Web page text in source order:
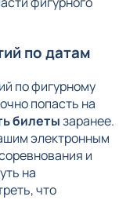
по датам
по фигурному
попасть на
билетызаранее.
электронным
и
на
что